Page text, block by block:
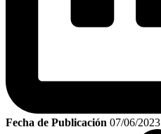
Fecha de Publicación 07/06/2023